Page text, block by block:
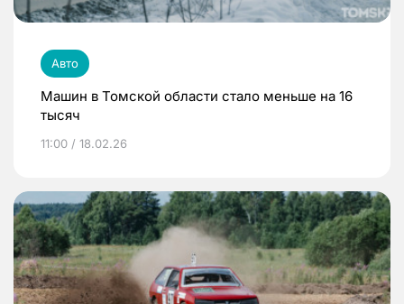
Авто
Машин в Томской области стало меньше на 16
тысяч
11:00 / 18.02.26